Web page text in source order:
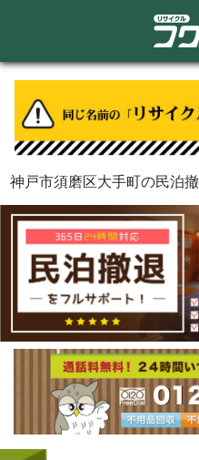
神戸市須磨区大手町の民泊